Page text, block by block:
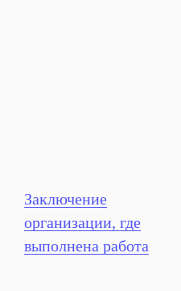
Заключение
организации, где
выполнена работа